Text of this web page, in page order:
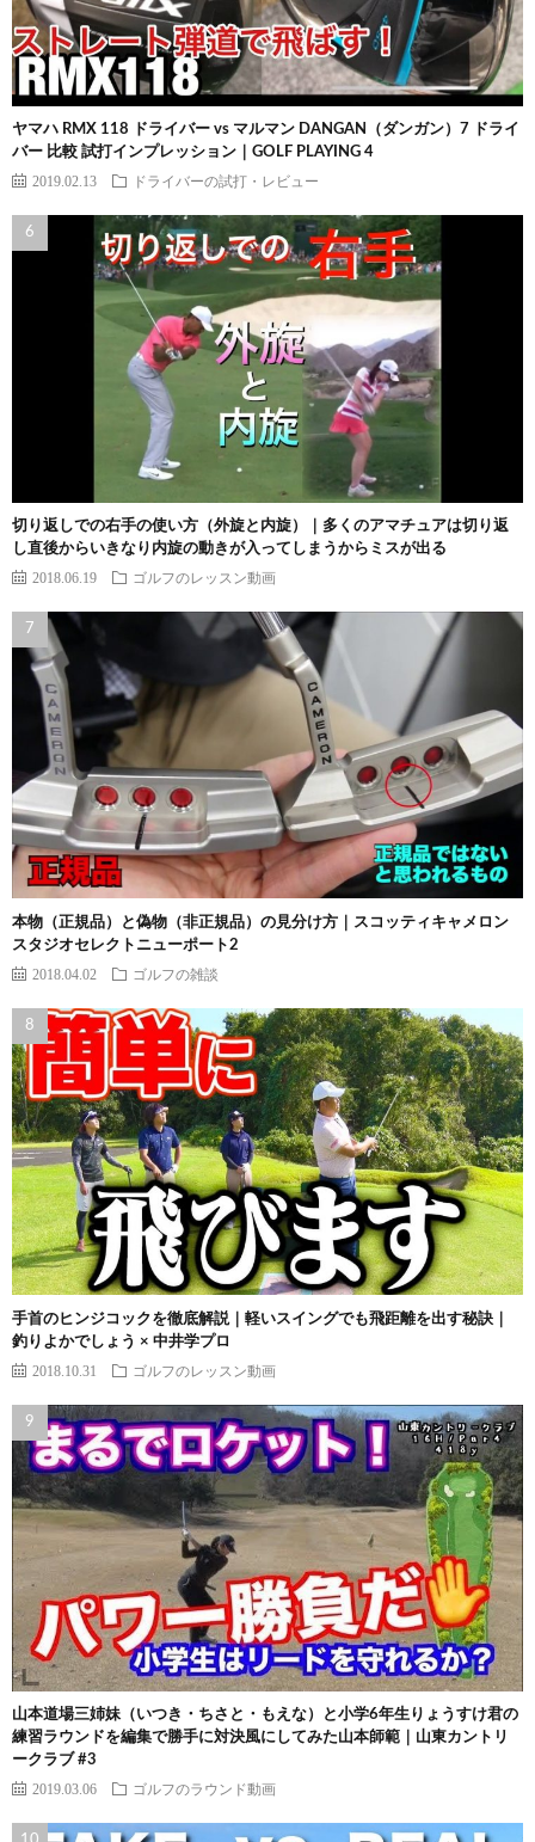
ヤマハ RMX 118 ドライバー vs マルマン DANGAN（ダンガン）7 ドライ
バー 比較 試打インプレッション｜GOLF PLAYING 4
2019.02.13 ドライバーの試打・レビュー
切り返しでの右手の使い方（外旋と内旋）｜多くのアマチュアは切り返
し直後からいきなり内旋の動きが入ってしまうからミスが出る
2018.06.19 ゴルフのレッスン動画
本物（正規品）と偽物（非正規品）の見分け方｜スコッティキャメロン
スタジオセレクトニューポート2
2018.04.02 ゴルフの雑談
手首のヒンジコックを徹底解説｜軽いスイングでも飛距離を出す秘訣｜
釣りよかでしょう × 中井学プロ
2018.10.31 ゴルフのレッスン動画
山本道場三姉妹（いつき・ちさと・もえな）と小学6年生りょうすけ君の
練習ラウンドを編集で勝手に対決風にしてみた山本師範｜山東カントリ
ークラブ #3
2019.03.06 ゴルフのラウンド動画